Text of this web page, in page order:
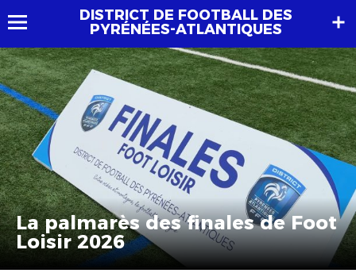
DISTRICT DE FOOTBALL DES
PYRÉNÉES-ATLANTIQUES
La palmarès des finales de Foot
Loisir 2026